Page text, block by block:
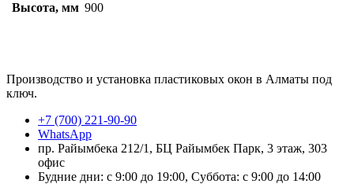
Высота, мм 900
Производство и установка пластиковых окон в Алматы под
ключ.
+7 (700) 221-90-90
WhatsApp
пр. Райымбека 212/1, БЦ Райымбек Парк, 3 этаж, 303
офис
Будние дни: с 9:00 до 19:00, Суббота: с 9:00 до 14:00